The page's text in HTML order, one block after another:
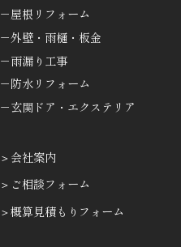
－屋根リフォーム
－外壁・雨樋・板金
－雨漏り工事
－防水リフォーム
－玄関ドア・エクステリア
会社案内
ご相談フォーム
概算見積もりフォーム